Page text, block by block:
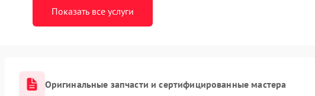
Показать все услуги
Оригинальные запчасти и сертифицированные мастера